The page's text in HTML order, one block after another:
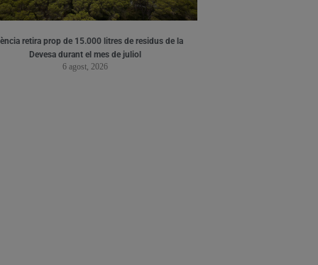
retira prop de 15.000 litres de residus de la
Devesa durant el mes de juliol
6 agost, 2026